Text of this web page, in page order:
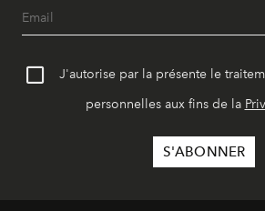
J'autorise par la présente le
personnelles aux fins de la